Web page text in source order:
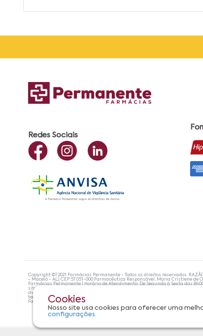
Cookies
Nosso site usa cookies para oferecer uma
configurações.
Redes Sociais
Copyright ©? 2021 Farmácias Permanente - Todos os direitos reservados.
- Maceió - AL| CEP:57.051-000 Farmacêutica Responsável: Maria Cristiene de
Farmácias Permanente | Horário de Atendimento: De Segunda à Sexta das
site não devem ser utilizadas para automedicação e, de forma alguma,
diagnosticar problemas de saúde e prescrever o tratamento adequado. Se
tecnologias mais avançadas de proteção de dados, para que você possa
Farmácias Permanente. Todos os pedidos efetuados estão sujeitos à